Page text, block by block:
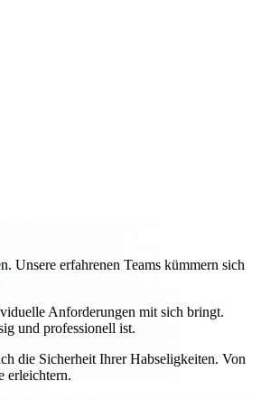
Unsere erfahrenen Teams kümmern sich
Anforderungen mit sich bringt.
und professionell ist.
die Sicherheit Ihrer Habseligkeiten. Von
erleichtern.